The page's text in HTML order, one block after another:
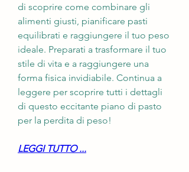
di scoprire come combinare gli
alimenti giusti, pianificare pasti
equilibrati e raggiungere il tuo peso
ideale. Preparati a trasformare il tuo
stile di vita e a raggiungere una
forma fisica invidiabile. Continua a
leggere per scoprire tutti i dettagli
di questo eccitante piano di pasto
per la perdita di peso!
LEGGI TUTTO ...